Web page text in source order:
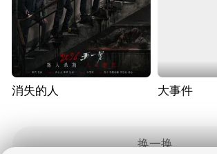
消失的人 大事件
换一换